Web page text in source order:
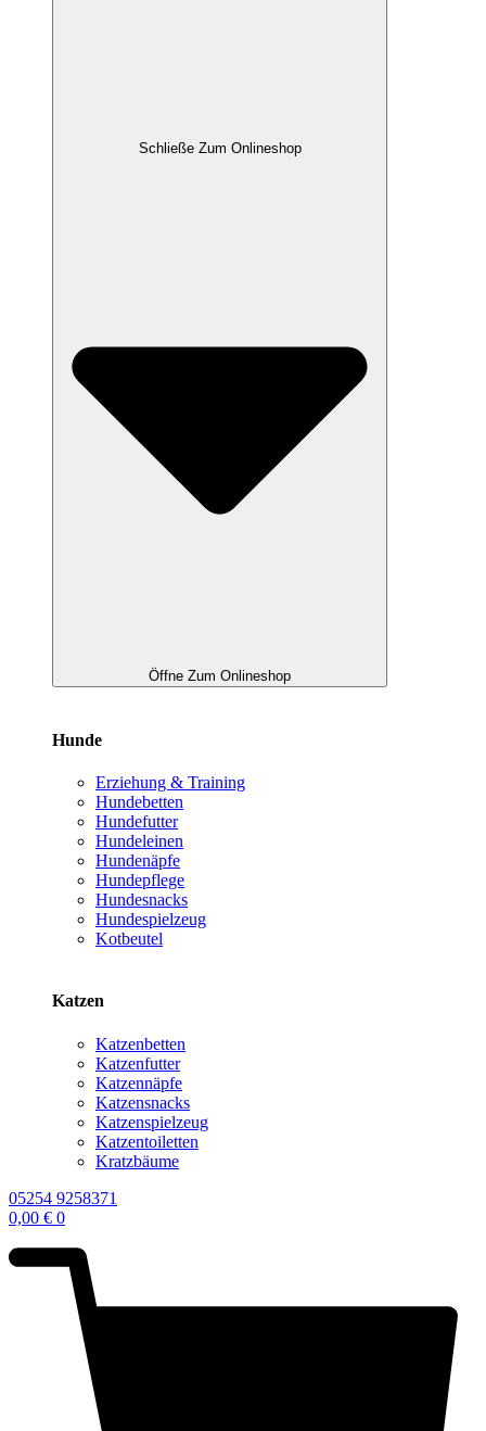
Schließe Zum Onlineshop
Öffne Zum Onlineshop
Hunde
Erziehung & Training
Hundebetten
Hundefutter
Hundeleinen
Hundenäpfe
Hundepflege
Hundesnacks
Hundespielzeug
Kotbeutel
Katzen
Katzenbetten
Katzenfutter
Katzennäpfe
Katzensnacks
Katzenspielzeug
Katzentoiletten
Kratzbäume
05254 9258371
0,00 € 0